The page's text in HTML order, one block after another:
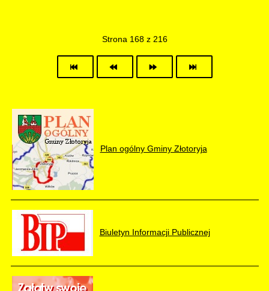
Strona 168 z 216
Plan ogólny Gminy Złotoryja
Biuletyn Informacji Publicznej